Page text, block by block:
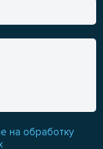
на обработку